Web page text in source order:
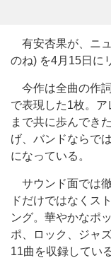
有安杏果が、ニ
のね) を4月15日に
今作は全曲の作
で表現した1枚。
まで共に歩んでき
げ、バンドならで
になっている。
サウンド面では
ドだけではなくス
ング。華やかなポ
ポ、ロック、ジャ
11曲を収録している